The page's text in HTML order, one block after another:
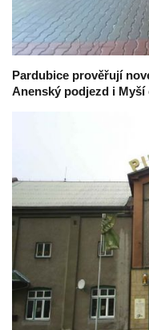
Pardubice prověřují
Anenský podjezd i Myší